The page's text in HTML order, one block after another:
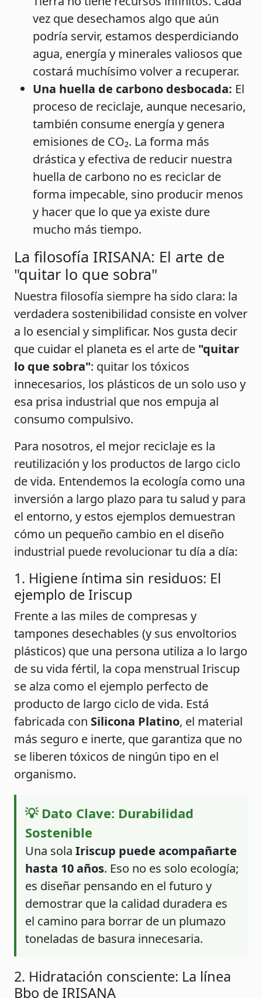
vez que desechamos algo que aún
podría servir, estamos desperdiciando
agua, energía y minerales valiosos que
costará muchísimo volver a recuperar.
Una huella de carbono desbocada: El
proceso de reciclaje, aunque necesario,
también consume energía y genera
emisiones de CO₂. La forma más
drástica y efectiva de reducir nuestra
huella de carbono no es reciclar de
forma impecable, sino producir menos
y hacer que lo que ya existe dure
mucho más tiempo.
La filosofía IRISANA: El arte de
"quitar lo que sobra"
Nuestra filosofía siempre ha sido clara: la
verdadera sostenibilidad consiste en volver
a lo esencial y simplificar. Nos gusta decir
que cuidar el planeta es el arte de "quitar
lo que sobra": quitar los tóxicos
innecesarios, los plásticos de un solo uso y
esa prisa industrial que nos empuja al
consumo compulsivo.
Para nosotros, el mejor reciclaje es la
reutilización y los productos de largo ciclo
de vida. Entendemos la ecología como una
inversión a largo plazo para tu salud y para
el entorno, y estos ejemplos demuestran
cómo un pequeño cambio en el diseño
industrial puede revolucionar tu día a día:
1. Higiene íntima sin residuos: El
ejemplo de Iriscup
Frente a las miles de compresas y
tampones desechables (y sus envoltorios
plásticos) que una persona utiliza a lo largo
de su vida fértil, la copa menstrual Iriscup
se alza como el ejemplo perfecto de
producto de largo ciclo de vida. Está
fabricada con Silicona Platino, el material
más seguro e inerte, que garantiza que no
se liberen tóxicos de ningún tipo en el
organismo.
💡 Dato Clave: Durabilidad
Sostenible
Una sola Iriscup puede acompañarte
hasta 10 años. Eso no es solo ecología;
es diseñar pensando en el futuro y
demostrar que la calidad duradera es
el camino para borrar de un plumazo
toneladas de basura innecesaria.
2. Hidratación consciente: La línea
Bbo de IRISANA